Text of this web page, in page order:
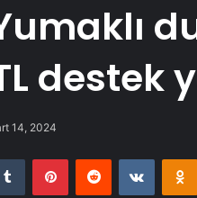
destek
14, 2024
Tumblr PinterestReddit